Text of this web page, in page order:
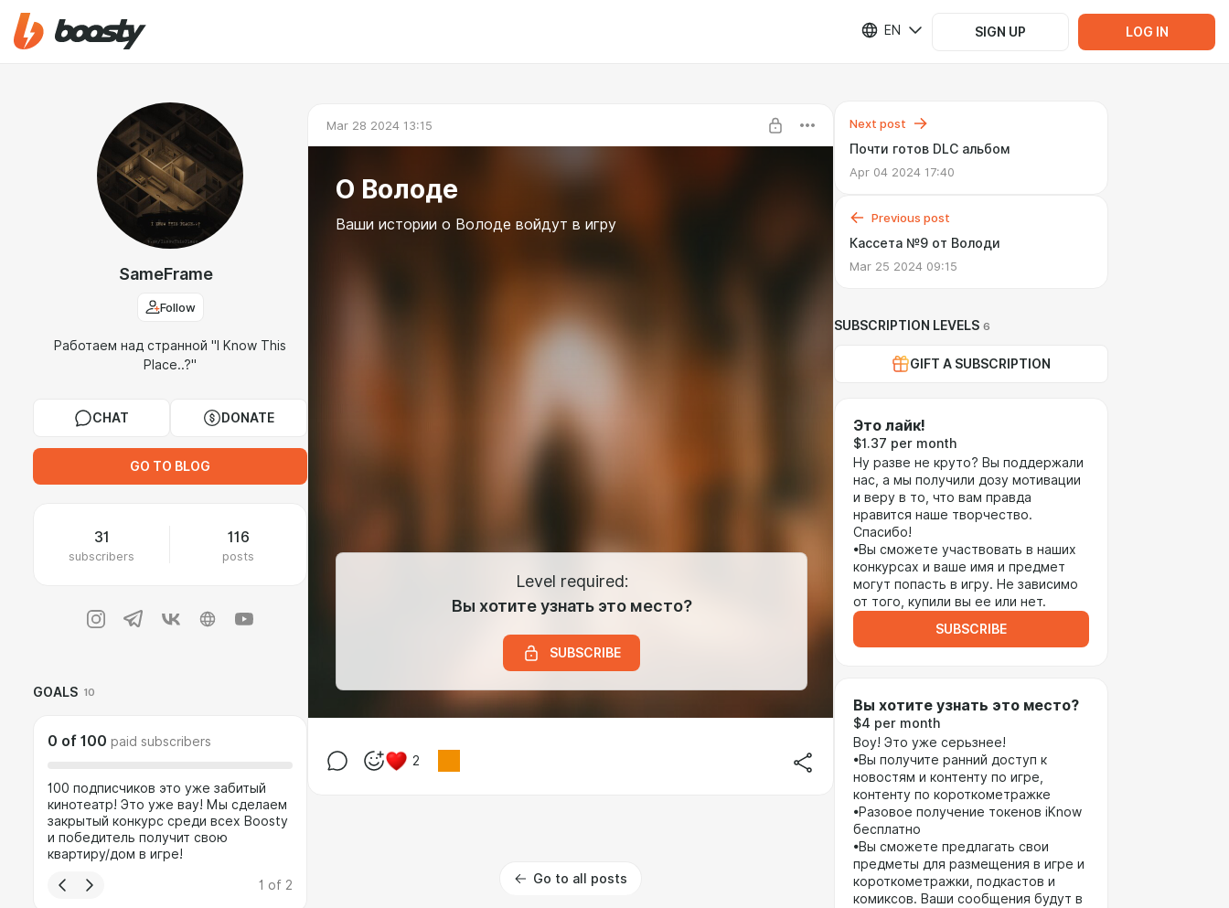
EN SIGN UP LOG IN
SameFrame
Follow
Работаем над странной "I Know This
Place..?"
CHAT DONATE
GO TO BLOG
31
subscribers
116
posts
GOALS 10
0 of 100 paid subscribers
100 подписчиков это уже забитый
кинотеатр! Это уже вау! Мы сделаем
закрытый конкурс среди всех Boosty
и победитель получит свою
квартиру/дом в игре!
1 of 2
Mar 28 2024 13:15
О Володе
Ваши истории о Володе войдут в игру
Level required:
Вы хотите узнать это место?
SUBSCRIBE
2
Go to all posts
Next post
Почти готов DLC альбом
Apr 04 2024 17:40
Previous post
Кассета №9 от Володи
Mar 25 2024 09:15
SUBSCRIPTION LEVELS 6
GIFT A SUBSCRIPTION
Это лайк!
$1.37 per month
Ну разве не круто? Вы поддержали
нас, а мы получили дозу мотивации
и веру в то, что вам правда
нравится наше творчество.
Спасибо!
•Вы сможете участвовать в наших
конкурсах и ваше имя и предмет
могут попасть в игру. Не зависимо
от того, купили вы ее или нет.
SUBSCRIBE
Вы хотите узнать это место?
$4 per month
Воу! Это уже серьзнее!
•Вы получите ранний доступ к
новостям и контенту по игре,
контенту по короткометражке
•Разовое получение токенов iKnow
бесплатно
•Вы сможете предлагать свои
предметы для размещения в игре и
короткометражки, подкастов и
комиксов. Ваши сообщения будут в